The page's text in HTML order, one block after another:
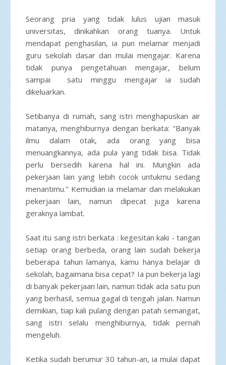
Seorang pria yang tidak lulus ujian masuk
universitas, dinikahkan orang tuanya. Untuk
mendapat penghasilan, ia pun melamar menjadi
guru sekolah dasar dan mulai mengajar. Karena
tidak punya pengetahuan mengajar, belum
sampai satu minggu mengajar ia sudah
dikeluarkan.
Setibanya di rumah, sang istri menghapuskan air
matanya, menghiburnya dengan berkata: "Banyak
ilmu dalam otak, ada orang yang bisa
menuangkannya, ada pula yang tidak bisa. Tidak
perlu bersedih karena hal ini. Mungkin ada
pekerjaan lain yang lebih cocok untukmu sedang
menantimu." Kemudian ia melamar dan melakukan
pekerjaan lain, namun dipecat juga karena
geraknya lambat.
Saat itu sang istri berkata : kegesitan kaki - tangan
setiap orang berbeda, orang lain sudah bekerja
beberapa tahun lamanya, kamu hanya belajar di
sekolah, bagaimana bisa cepat? Ia pun bekerja lagi
di banyak pekerjaan lain, namun tidak ada satu pun
yang berhasil, semua gagal di tengah jalan. Namun
demikian, tiap kali pulang dengan patah semangat,
sang istri selalu menghiburnya, tidak pernah
mengeluh.
Ketika sudah berumur 30 tahun-an, ia mulai dapat